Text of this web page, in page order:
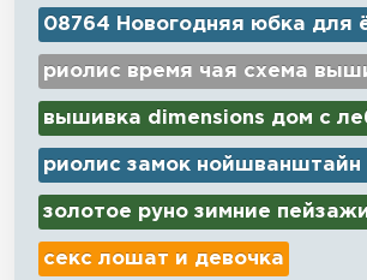
08764 Новогодняя юбка для
риолис время чая схема
вышивка dimensions дом с
риолис замок нойшванштайн
золотое руно зимние
секс лошат и девочка